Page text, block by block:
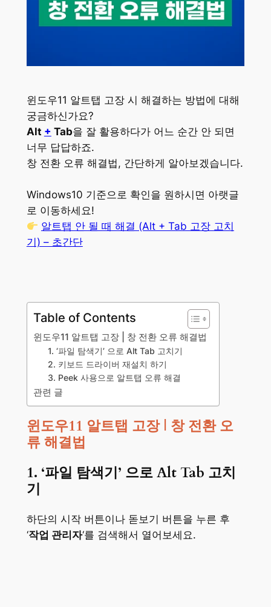
윈도우11 알트탭 고장 시 해결하는 방법에 대해
궁금하신가요?
Alt + Tab을 잘 활용하다가 어느 순간 안 되면
너무 답답하죠.
창 전환 오류 해결법, 간단하게 알아보겠습니다.
Windows10 기준으로 확인을 원하시면 아랫글
로 이동하세요!
알트탭 안 될 때 해결 (Alt + Tab 고장 고치
기) – 초간단
Table of Contents
윈도우11 알트탭 고장 | 창 전환 오류 해결법
1. ‘파일 탐색기’ 으로 Alt Tab 고치기
2. 키보드 드라이버 재설치 하기
3. Peek 사용으로 알트탭 오류 해결
관련 글
윈도우11 알트탭 고장 | 창 전환 오
류 해결법
1. ‘파일 탐색기’ 으로 Alt Tab 고치
기
하단의 시작 버튼이나 돋보기 버튼을 누른 후
‘작업 관리자‘를 검색해서 열어보세요.